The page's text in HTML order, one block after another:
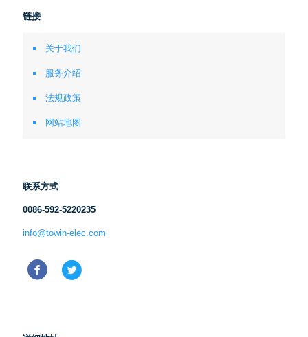
链接
关于我们
服务介绍
法规政策
网站地图
联系方式
0086-592-5220235
info@towin-elec.com